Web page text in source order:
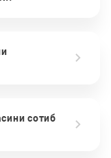
сотиб